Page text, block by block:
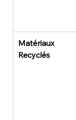
Matériaux
Recyclés